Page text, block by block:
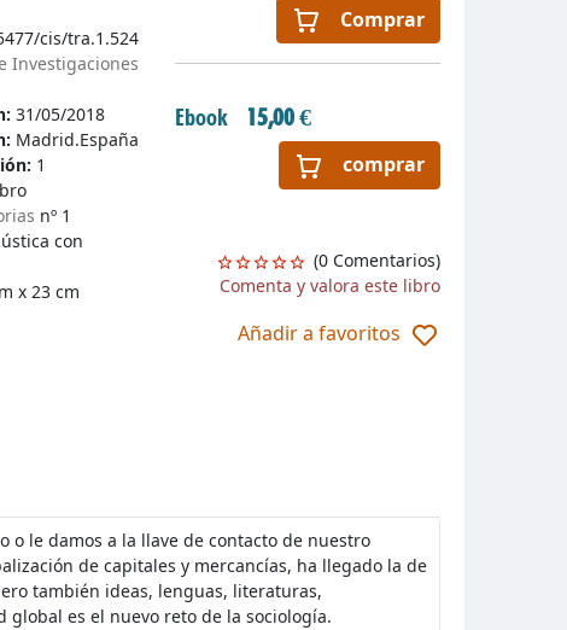
Comprar
Ebook 15,00 €
comprar
(0 Comentarios)
Comenta y valora este libro
Añadir a favoritos
cis/tra.1.524
Investigaciones
31/05/2018
Madrid.España
1
nº 1
con
x 23 cm
o le damos a la llave de contacto de nuestro
de capitales y mercancías, ha llegado la de
también ideas, lenguas, literaturas,
es el nuevo reto de la sociología.